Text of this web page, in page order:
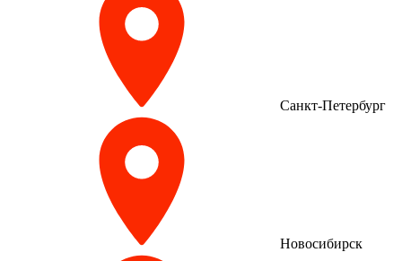
Санкт-Петербург
Новосибирск